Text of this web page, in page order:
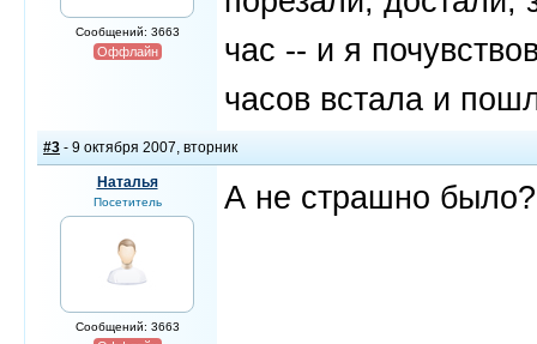
Сообщений: 3663
Оффлайн
час -- и я
часов встала и
#3 - 9 октября 2007, вторник
Наталья
Посетитель
Сообщений: 3663
А не страшно было?